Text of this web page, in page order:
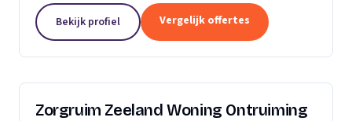
Bekijk profiel Vergelijk offertes
Zorgruim Zeeland Woning Ontruiming